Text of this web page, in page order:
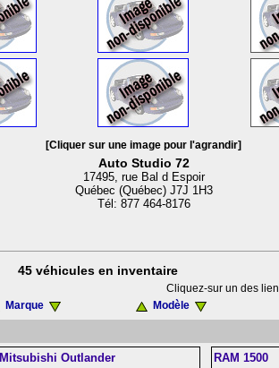
[Cliquer sur une image pour l'agrandir]
Auto Studio 72
17495, rue Bal d Espoir
Québec (Québec) J7J 1H3
Tél: 877 464-8176
45 véhicules en inventaire
Cliquez-sur un des
Marque
Modèle
Mitsubishi Outlander
RAM 1500